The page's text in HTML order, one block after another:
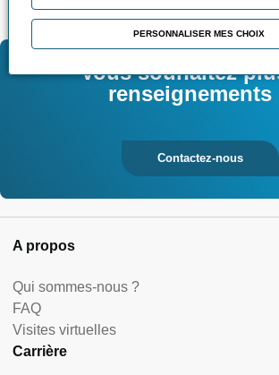
Vous souhaitez
renseignements
Contactez-nous
A propos
Qui sommes-nous ?
FAQ
Visites virtuelles
Carrière
PERSONNALISER MES CHOIX